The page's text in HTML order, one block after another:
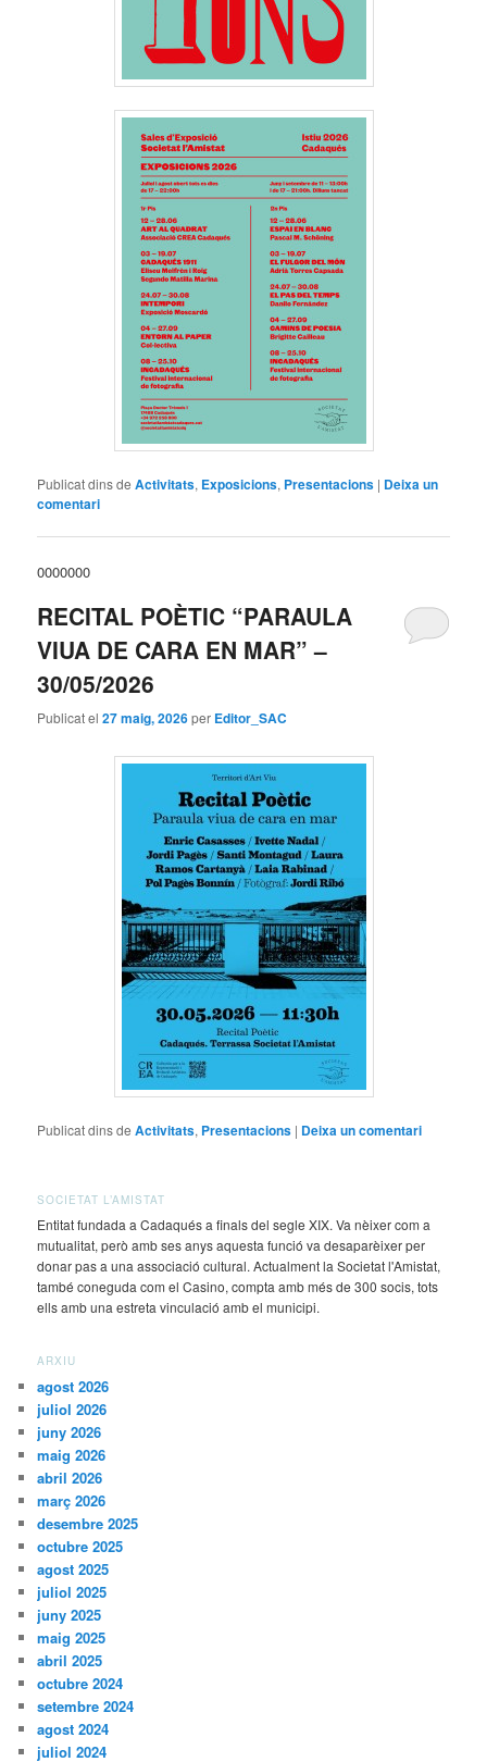
Publicat dins de Activitats, Exposicions, Presentacions | Deixa un
comentari
0000000
RECITAL POÈTIC “PARAULA
VIUA DE CARA EN MAR” –
30/05/2026
Publicat el27 maig, 2026per Editor_SAC
Publicat dins de Activitats, Presentacions | Deixa un comentari
SOCIETAT L’AMISTAT
Entitat fundada a Cadaqués a finals del segle XIX. Va nèixer com a
mutualitat, però amb ses anys aquesta funció va desaparèixer per
donar pas a una associació cultural. Actualment la Societat l'Amistat,
també coneguda com el Casino, compta amb més de 300 socis, tots
ells amb una estreta vinculació amb el municipi.
ARXIU
agost 2026
juliol 2026
juny 2026
maig 2026
abril 2026
març 2026
desembre 2025
octubre 2025
agost 2025
juliol 2025
juny 2025
maig 2025
abril 2025
octubre 2024
setembre 2024
agost 2024
juliol 2024